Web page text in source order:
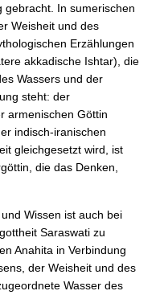
gebracht. In sumerischen
Weisheit und des
Erzählungen
akkadische Ishtar), die
Wassers und der
steht: der
armenischen Göttin
indisch-iranischen
gleichgesetzt wird, ist
die das Denken,
Wissen ist auch bei
Saraswati zu
Anahita in Verbindung
der Weisheit und des
Wasser des